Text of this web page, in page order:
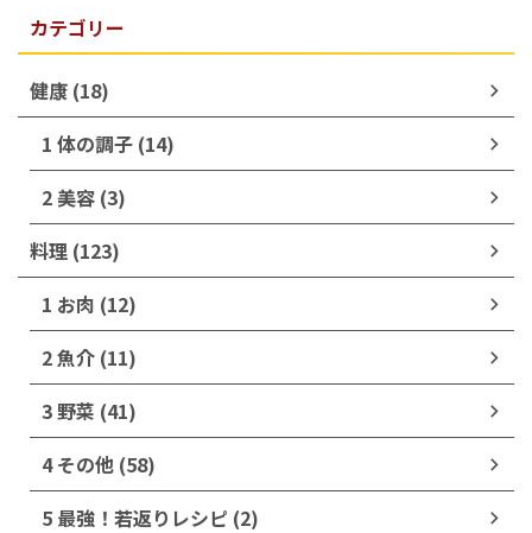
カテゴリー
健康 (18)
1 体の調子 (14)
2 美容 (3)
料理 (123)
1 お肉 (12)
2 魚介 (11)
3 野菜 (41)
4 その他 (58)
5 最強！若返りレシピ (2)